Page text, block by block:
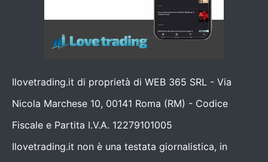
Ilovetrading.it di proprietà di WEB 365 SRL - Via
Nicola Marchese 10, 00141 Roma (RM) - Codice
Fiscale e Partita I.V.A. 12279101005
Ilovetrading.it non è una testata giornalistica, in